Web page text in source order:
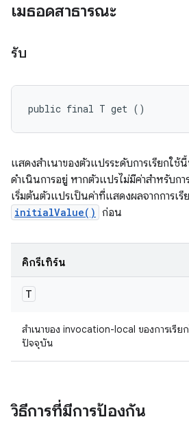
เมธอดสาธารณะ
รับ
public final T get ()
แสดงสำเนาของตัวแปรระดับการเรียกใช้
ดำเนินการอยู่ หากตัวแปรไม่มีค่าสําหรับก
เริ่มต้นตัวแปรเป็นค่าที่แสดงผลจากการเรี
initialValue() ก่อน
คิกรีเทิร์น
T
สำเนาของ invocation-local ของการเรีย
ปัจจุบัน
วิธีการที่มีการป้องกัน